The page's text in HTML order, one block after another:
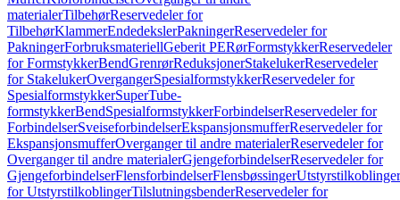
materialerTilbehørReservedeler for
TilbehørKlammerEndedekslerPakningerReservedeler for
PakningerForbruksmateriellGeberit PERørFormstykkerReservedeler
for FormstykkerBendGrenrørReduksjonerStakelukerReservedeler
for StakelukerOvergangerSpesialformstykkerReservedeler for
SpesialformstykkerSuperTube-
formstykkerBendSpesialformstykkerForbindelserReservedeler for
ForbindelserSveiseforbindelserEkspansjonsmufferReservedeler for
EkspansjonsmufferOverganger til andre materialerReservedeler for
Overganger til andre materialerGjengeforbindelserReservedeler for
GjengeforbindelserFlensforbindelserFlensbøssingerUtstyrstilkoblinger
for UtstyrstilkoblingerTilslutningsbenderReservedeler for